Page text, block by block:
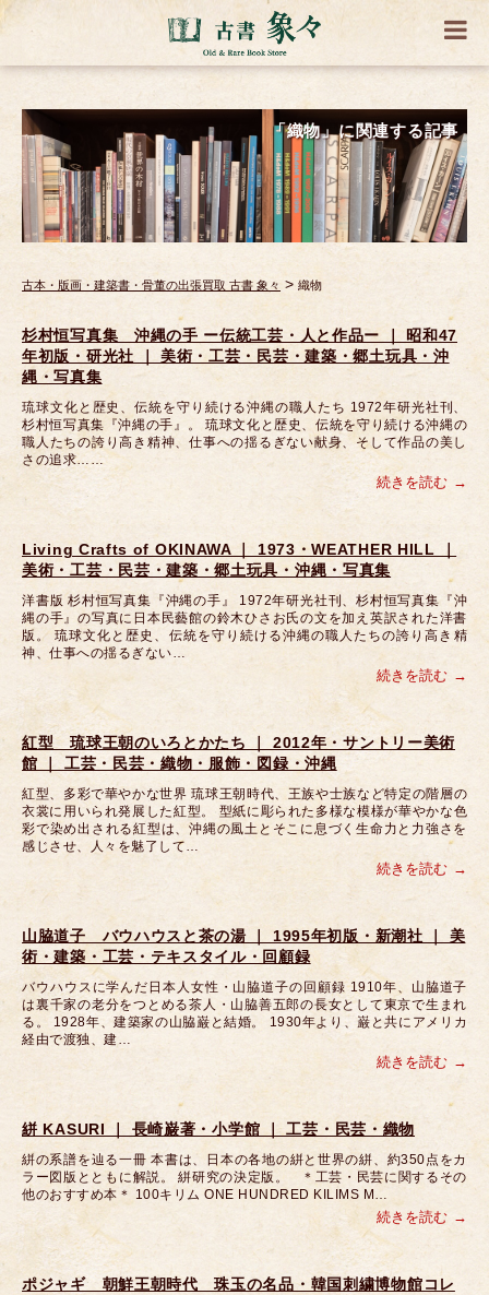
「織物」に関連する記事
古本・版画・建築書・骨董の出張買取 古書 象々 > 織物
杉村恒写真集 沖縄の手 ー伝統工芸・人と作品ー ｜ 昭和47
年初版・研光社 ｜ 美術・工芸・民芸・建築・郷土玩具・沖
縄・写真集
琉球文化と歴史、伝統を守り続ける沖縄の職人たち 1972年研光社刊、
杉村恒写真集『沖縄の手』。 琉球文化と歴史、伝統を守り続ける沖縄の
職人たちの誇り高き精神、仕事への揺るぎない献身、そして作品の美し
さの追求……
続きを読む
Living Crafts of OKINAWA ｜ 1973・WEATHER HILL ｜
美術・工芸・民芸・建築・郷土玩具・沖縄・写真集
洋書版 杉村恒写真集『沖縄の手』 1972年研光社刊、杉村恒写真集『沖
縄の手』の写真に日本民藝館の鈴木ひさお氏の文を加え英訳された洋書
版。 琉球文化と歴史、伝統を守り続ける沖縄の職人たちの誇り高き精
神、仕事への揺るぎない…
続きを読む
紅型 琉球王朝のいろとかたち ｜ 2012年・サントリー美術
館 ｜ 工芸・民芸・織物・服飾・図録・沖縄
紅型、多彩で華やかな世界 琉球王朝時代、王族や士族など特定の階層の
衣裳に用いられ発展した紅型。 型紙に彫られた多様な模様が華やかな色
彩で染め出される紅型は、沖縄の風土とそこに息づく生命力と力強さを
感じさせ、人々を魅了して…
続きを読む
山脇道子 バウハウスと茶の湯 ｜ 1995年初版・新潮社 ｜ 美
術・建築・工芸・テキスタイル・回顧録
バウハウスに学んだ日本人女性・山脇道子の回顧録 1910年、山脇道子
は裏千家の老分をつとめる茶人・山脇善五郎の長女として東京で生まれ
る。 1928年、建築家の山脇巌と結婚。 1930年より、巌と共にアメリカ
経由で渡独、建…
続きを読む
絣 KASURI ｜ 長崎巌著・小学館 ｜ 工芸・民芸・織物
絣の系譜を辿る一冊 本書は、日本の各地の絣と世界の絣、約350点をカ
ラー図版とともに解説。 絣研究の決定版。 ＊工芸・民芸に関するその
他のおすすめ本＊ 100キリム ONE HUNDRED KILIMS M…
続きを読む
ポジャギ 朝鮮王朝時代 珠玉の名品・韓国刺繍博物館コレ